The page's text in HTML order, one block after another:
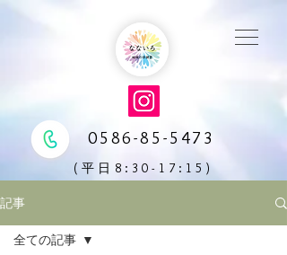
0586-85-5473
(平日8:30-17:15)
記事
全ての記事